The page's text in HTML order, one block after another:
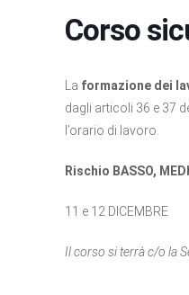
Corso
La formazione dei
dagli articoli 36 e 37
l’orario di lavoro.
Rischio BASSO,
11 e 12 DICEMBRE
Il corso si terrà c/o la